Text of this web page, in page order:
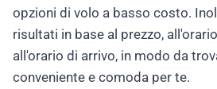
opzioni di volo a basso costo.
risultati in base al prezzo,
all'orario di arrivo, in modo da
conveniente e comoda per te.